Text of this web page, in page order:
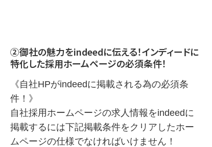
②御社の魅力をindeedに伝える！インディードに
特化した採用ホームページの必須条件！
《自社HPがindeedに掲載される為の必須条
件！》
自社採用ホームページの求人情報をindeedに
掲載するには下記掲載条件をクリアしたホー
ムページの仕様でなければいけません！